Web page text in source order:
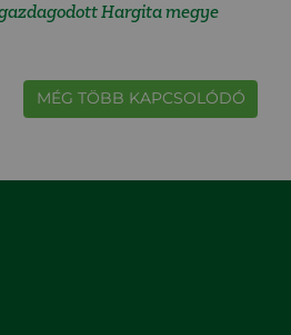
Hargita megye
MÉG TÖBB KAPCSOLÓDÓ